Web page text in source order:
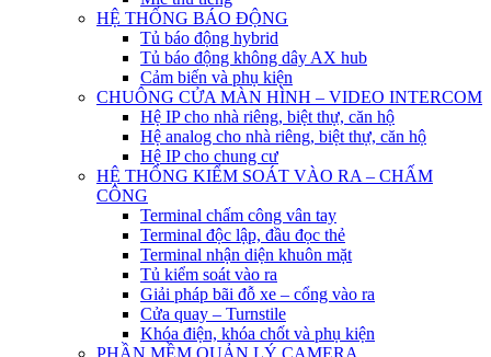
HỆ THỐNG BÁO ĐỘNG
Tủ báo động hybrid
Tủ báo động không dây AX hub
Cảm biến và phụ kiện
CHUÔNG CỬA MÀN HÌNH – VIDEO INTERCOM
Hệ IP cho nhà riêng, biệt thự, căn hộ
Hệ analog cho nhà riêng, biệt thự, căn hộ
Hệ IP cho chung cư
HỆ THỐNG KIỂM SOÁT VÀO RA – CHẤM
CÔNG
Terminal chấm công vân tay
Terminal độc lập, đầu đọc thẻ
Terminal nhận diện khuôn mặt
Tủ kiểm soát vào ra
Giải pháp bãi đỗ xe – cổng vào ra
Cửa quay – Turnstile
Khóa điện, khóa chốt và phụ kiện
PHẦN MỀM QUẢN LÝ CAMERA